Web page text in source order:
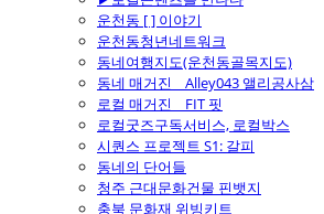
운천동 [ ] 이야기
운천동청년네트워크
동네여행지도(운천동골목지도)
동네 매거진 _ Alley043 앨리공사삼
로컬 매거진 _ FIT 핏
로컬굿즈구독서비스, 로컬박스
시퀀스 프로젝트 S1: 갈피
동네의 단어들
청주 근대문화건물 핀뱃지
충북 문화재 위빙키트